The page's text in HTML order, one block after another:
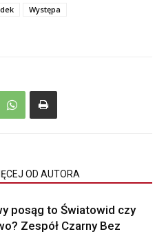
Występa
OD AUTORA
posąg to Światowid czy
Zespół Czarny Bez